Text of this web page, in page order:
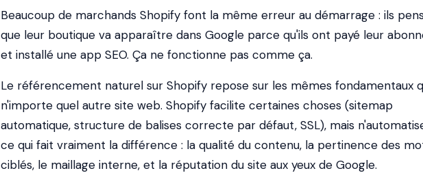
Beaucoup de marchands Shopify font la même erreur au démarrage : ils
que leur boutique va apparaître dans Google parce qu'ils ont payé leur
et installé une app SEO. Ça ne fonctionne pas comme ça.
Le référencement naturel sur Shopify repose sur les mêmes fondamentaux
n'importe quel autre site web. Shopify facilite certaines choses (sitemap
automatique, structure de balises correcte par défaut, SSL), mais
ce qui fait vraiment la différence : la qualité du contenu, la pertinence des
ciblés, le maillage interne, et la réputation du site aux yeux de Google.